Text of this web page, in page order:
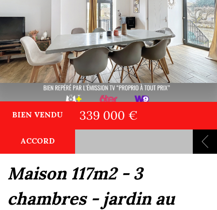
BIEN VENDU
ACCORD
339 000 €
maison 117m2 - 3
chambres - jardin au